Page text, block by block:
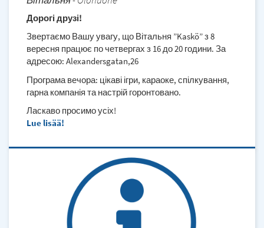
Дорогі друзі!
Звертаємо Вашу увагу, що Вітальня ”Kaskö” з 8
вересня працює по четвергах з 16 до 20 години. За
адресою: Alexandersgatan,26
Програма вечора: цікаві ігри, караоке, спілкування,
гарна компанія та настрій горонтовано.
Ласкаво просимо усіх!
Lue lisää